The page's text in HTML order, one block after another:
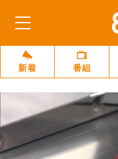
新着 番組